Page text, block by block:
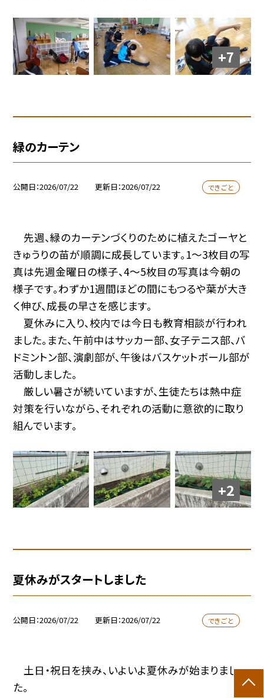
+7
緑のカーテン
公開日 2026/07/22 更新日 2026/07/22 できごと
先週、緑のカーテンづくりのために植えたゴーヤと
きゅうりの苗が順調に成長しています。1〜3枚目の写
真は先週金曜日の様子、4〜5枚目の写真は今朝の
様子です。わずか1週間ほどの間にもつるや葉が大き
く伸び、成長の早さを感じます。
夏休みに入り、校内では今日も教育相談が行われ
ました。また、午前中はサッカー部、女子テニス部、バ
ドミントン部、演劇部が、午後はバスケットボール部が
活動しました。
厳しい暑さが続いていますが、生徒たちは熱中症
対策を行いながら、それぞれの活動に意欲的に取り
組んでいます。
+2
夏休みがスタートしました
公開日 2026/07/22 更新日 2026/07/22 できごと
土日・祝日を挟み、いよいよ夏休みが始まりまし
た。